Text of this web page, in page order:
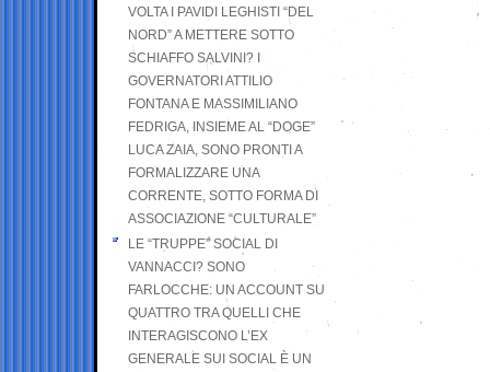
VOLTA I PAVIDI LEGHISTI “DEL
NORD” A METTERE SOTTO
SCHIAFFO SALVINI? I
GOVERNATORI ATTILIO
FONTANA E MASSIMILIANO
FEDRIGA, INSIEME AL “DOGE”
LUCA ZAIA, SONO PRONTI A
FORMALIZZARE UNA
CORRENTE, SOTTO FORMA DI
ASSOCIAZIONE “CULTURALE”
LE “TRUPPE” SOCIAL DI
VANNACCI? SONO
FARLOCCHE: UN ACCOUNT SU
QUATTRO TRA QUELLI CHE
INTERAGISCONO L’EX
GENERALE SUI SOCIAL È UN